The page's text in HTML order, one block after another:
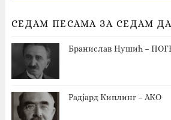
СЕДАМ ПЕСАМА ЗА СЕДАМ
Бранислав Нушић –
Радјард Киплинг – АКО